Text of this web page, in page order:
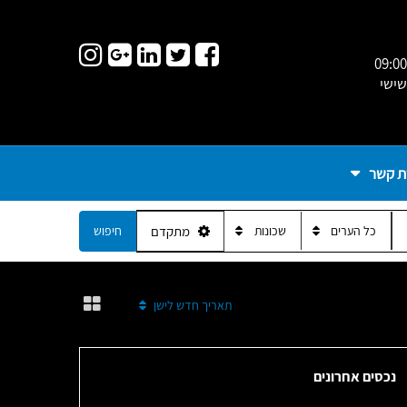
קשר
כל הערים שכונות מתקדם חיפוש
תאריך חדש לישן
נכסים אחרונים